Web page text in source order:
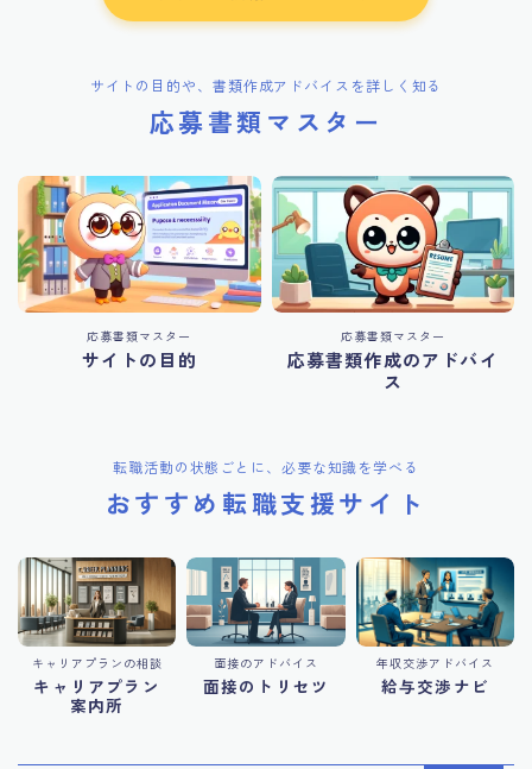
サイトの目的や、書類作成アドバイスを詳しく知る
応募書類マスター
応募書類マスター
サイトの目的
応募書類マスター
応募書類作成のアドバイ
ス
転職活動の状態ごとに、必要な知識を学べる
おすすめ転職支援サイト
キャリアプランの相談
キャリアプラン
案内所
面接のアドバイス
面接のトリセツ
年収交渉アドバイス
給与交渉ナビ